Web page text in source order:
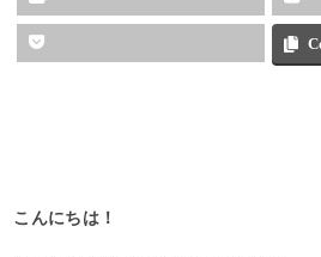
こんにちは！